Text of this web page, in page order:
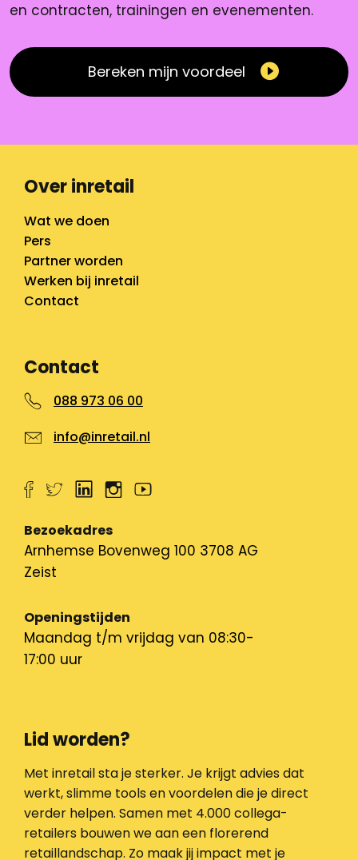
en contracten, trainingen en evenementen.
Bereken mijn voordeel
Over inretail
Wat we doen
Pers
Partner worden
Werken bij inretail
Contact
Contact
088 973 06 00
info@inretail.nl
Bezoekadres
Arnhemse Bovenweg 100 3708 AG
Zeist
Openingstijden
Maandag t/m vrijdag van 08:30-
17:00 uur
Lid worden?
Met inretail sta je sterker. Je krijgt advies dat
werkt, slimme tools en voordelen die je direct
verder helpen. Samen met 4.000 collega-
retailers bouwen we aan een florerend
retaillandschap. Zo maak jij impact met je